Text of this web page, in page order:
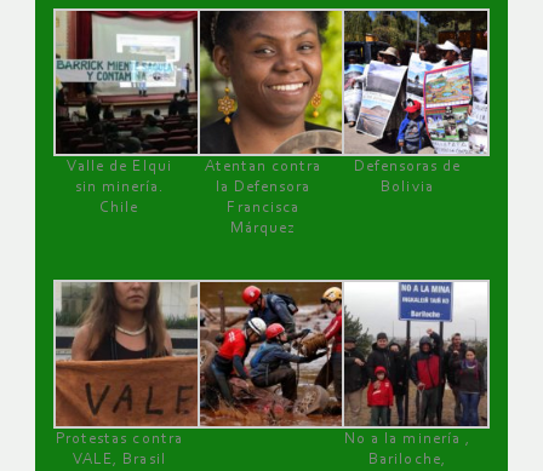
Valle de Elqui
sin minería.
Chile
Atentan contra
la Defensora
Francisca
Márquez
Defensoras de
Bolivia
Protestas contra
VALE, Brasil
No a la minería ,
Bariloche,